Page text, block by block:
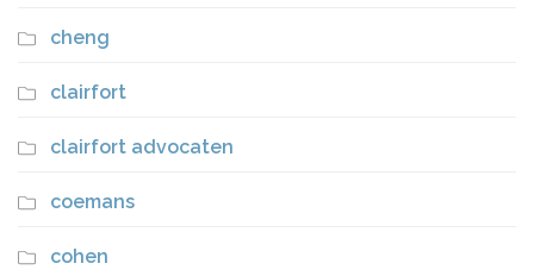
cheng
clairfort
clairfort advocaten
coemans
cohen